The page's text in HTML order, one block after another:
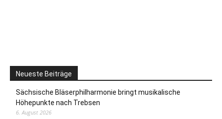
Neueste Beiträge
Sächsische Bläserphilharmonie bringt musikalische
Höhepunkte nach Trebsen
6. August 2026